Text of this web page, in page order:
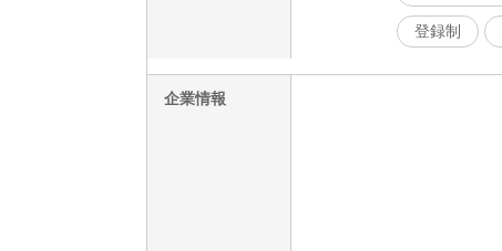
登録制
企業情報